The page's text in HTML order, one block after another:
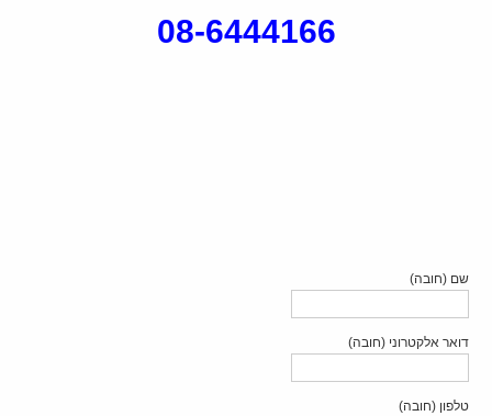
08-6444166
שם (חובה)
דואר אלקטרוני (חובה)
טלפון (חובה)